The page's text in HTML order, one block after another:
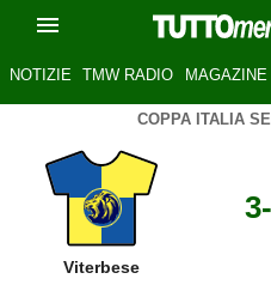
NOTIZIE TMW RADIO MAGAZINE
COPPA ITALIA
Viterbese